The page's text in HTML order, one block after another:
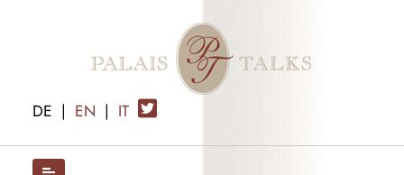
DE | EN | IT